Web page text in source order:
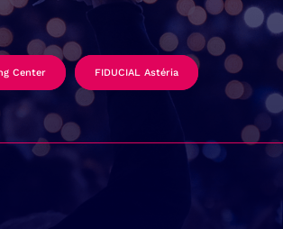
Center FIDUCIAL Astéria